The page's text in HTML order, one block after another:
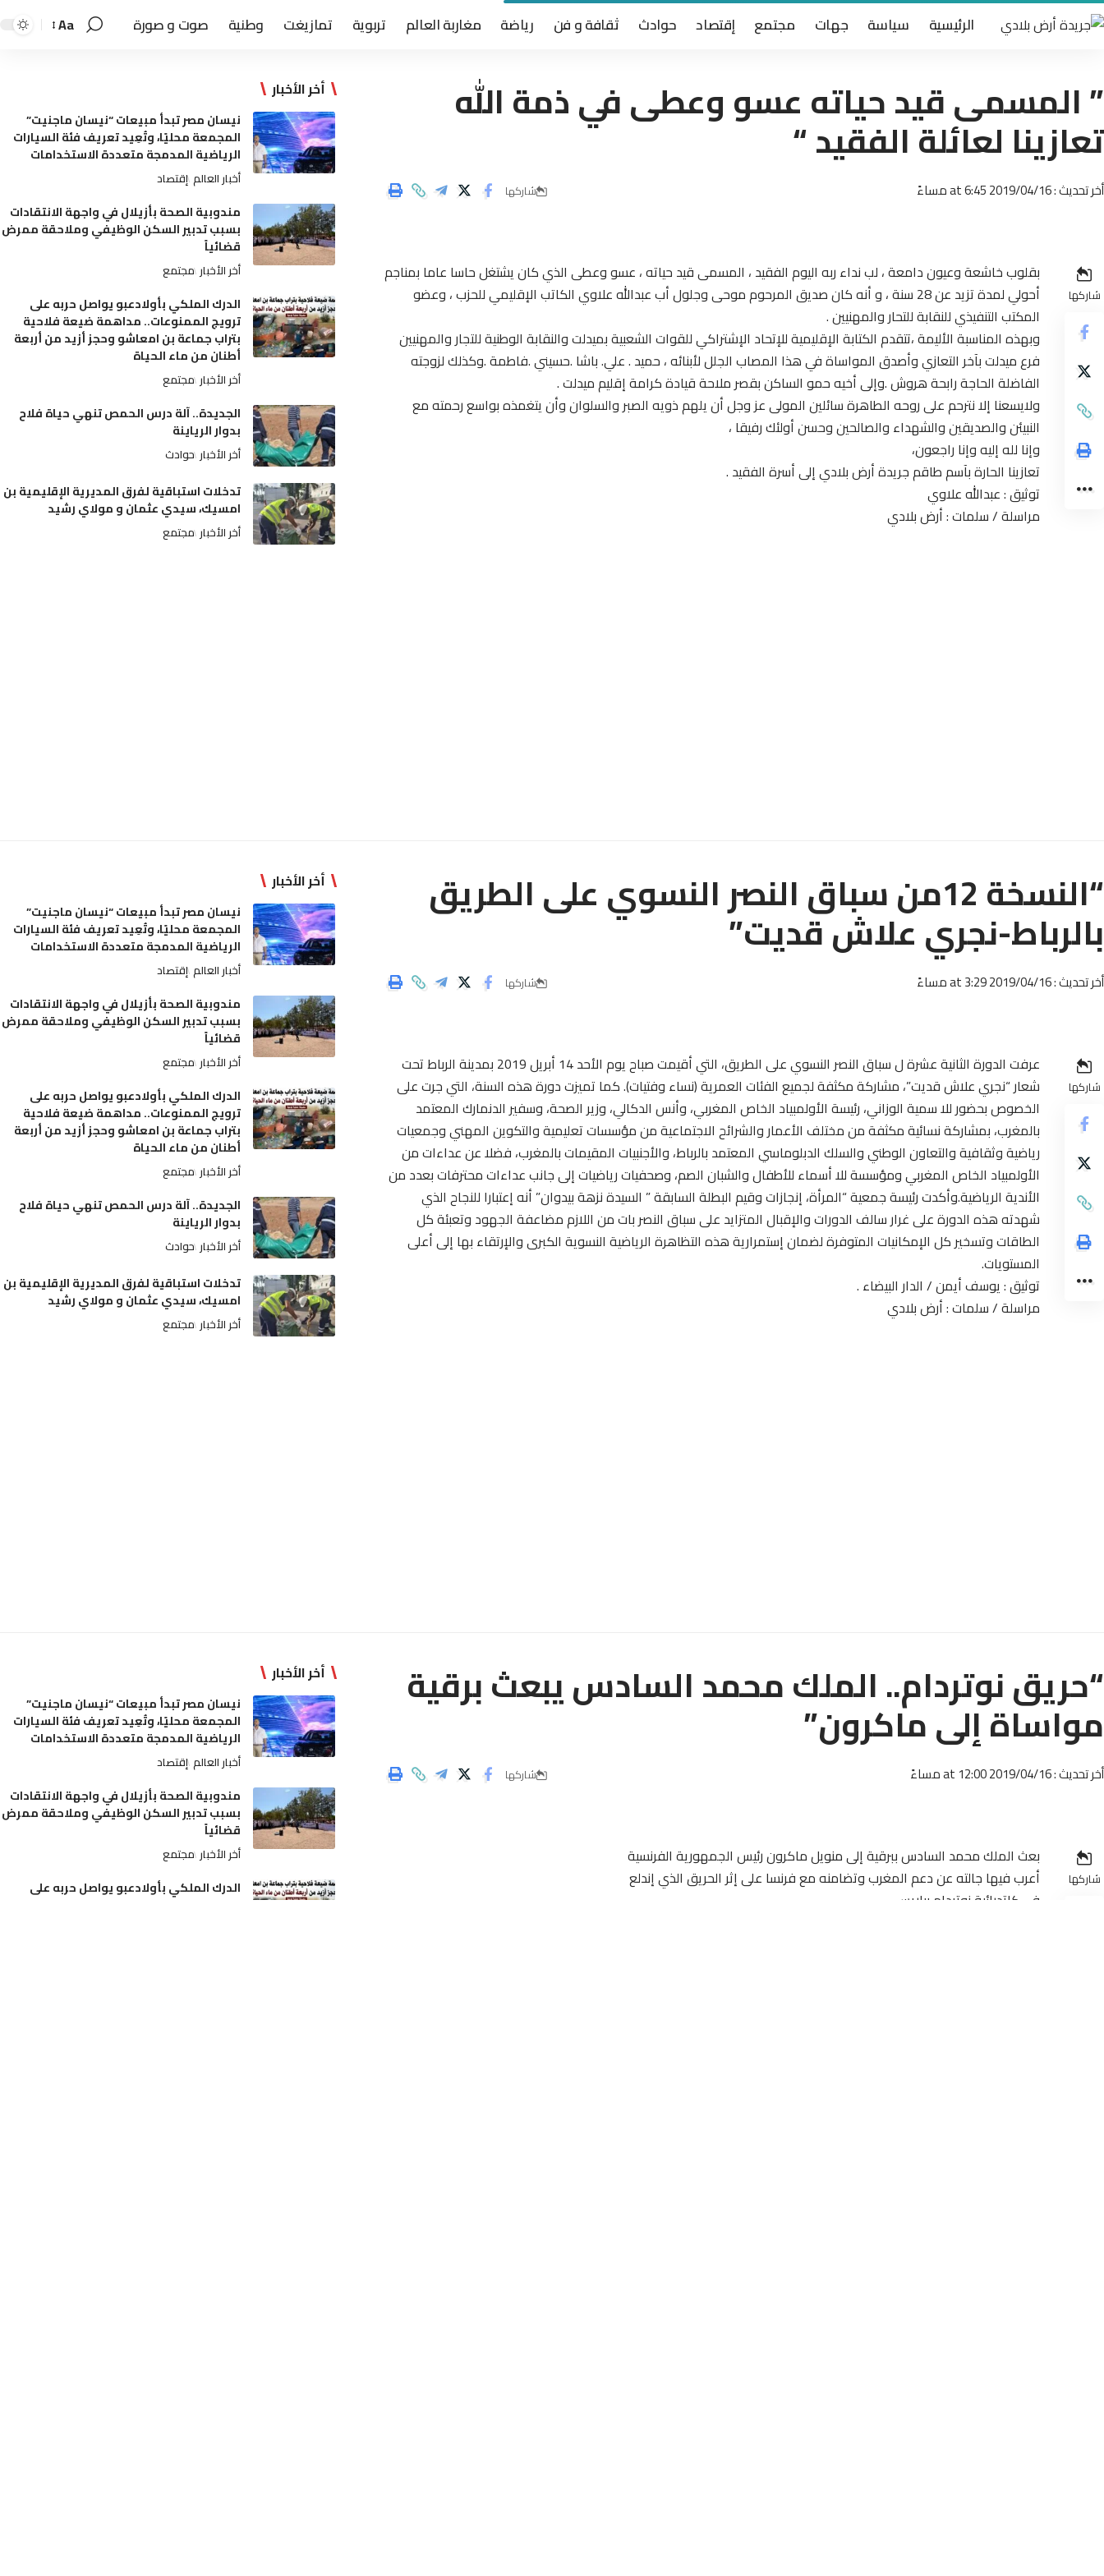
الرئيسية سياسة جهات مجتمع إقتصاد حوادث ثقافة و فن رياضة مغاربة العالم تربوية تمازيغت وطنية صوت و صورة Aa
” المسمى قيد حياته عسو وعطى في ذمة الله
تعازينا لعائلة الفقيد “
أخر تحديث : 2019/04/16 at 6:45 مساءً شاركها
شاركها
بقلوب خاشعة وعيون دامعة ، لب نداء ربه اليوم الفقيد ، المسمى قيد حياته ، عسو وعطى الذي كان يشتغل حاسا عاما بمناجم
أحولي لمدة تزيد عن 28 سنة ، و أنه كان صديق المرحوم موحى وجلول أب عبدالله علاوي الكاتب الإقليمي للحزب ، وعضو
المكتب التنفيذي للنقابة للتحار والمهنيين .
وبهذه المناسبة الأليمة ،تتقدم الكتابة الإقليمية للإتحاد الإشتراكي للقوات الشعبية بميدلت والنقابة الوطنية للتجار والمهنيين
فرع ميدلت بآخر التعازي وأصدق المواساة في هذا المصاب الجلل لأبنائه ، حميد . علي. باشا .حسيني .فاطمة .وكذلك لزوجته
الفاضلة الحاجة رابحة هروش .وإلى أخيه حمو الساكن بقصر ملاحة قيادة كرامة إقليم ميدلت .
ولايسعنا إلا نترحم على روحه الطاهرة سائلين المولى عز وجل أن يلهم ذويه الصبر والسلوان وأن يتغمذه بواسع رحمته مع
النبيئن والصديقين والشهداء والصالحين وحسن أولئك رفيقا ،
وإنا لله إليه وإنا راجعون،
تعازينا الحارة بآسم طاقم جريدة أرض بلادي إلى أسرة الفقيد .
توثيق : عبدالله علاوي
مراسلة / سلمات : أرض بلادي
أخر الأخبار
نيسان مصر تبدأ مبيعات “نيسان ماجنيت”
المجمعة محليًا، وتُعِيد تعريف فئة السيارات
الرياضية المدمجة متعددة الاستخدامات
أخبار العالم إقتصاد
مندوبية الصحة بأزيلال في واجهة الانتقادات
بسبب تدبير السكن الوظيفي وملاحقة ممرض
قضائياً
أخر الأخبار مجتمع
الدرك الملكي بأولادعبو يواصل حربه على
ترويج الممنوعات.. مداهمة ضيعة فلاحية
بتراب جماعة بن امعاشو وحجز أزيد من أربعة
أطنان من ماء الحياة
أخر الأخبار مجتمع
الجديدة.. آلة درس الحمص تنهي حياة فلاح
بدوار الرياينة
أخر الأخبار حوادث
تدخلات استباقية لفرق المديرية الإقليمية بن
امسيك، سيدي عثمان و مولاي رشيد
أخر الأخبار مجتمع
“النسخة 12من سباق النصر النسوي على الطريق
بالرباط-نجري علاش قديت”
أخر تحديث : 2019/04/16 at 3:29 مساءً شاركها
شاركها
عرفت الدورة الثانية عشرة ل سباق النصر النسوي على الطريق، التي أقيمت صباح يوم الأحد 14 أبريل 2019 بمدينة الرباط تحت
شعار “نجري علاش قديت”، مشاركة مكثفة لجميع الفئات العمرية (نساء وفتيات). كما تميزت دورة هذه السنة، التي جرت على
الخصوص بحضور للا سمية الوزاني، رئيسة الأولمبياد الخاص المغربي، وأنس الدكالي، وزير الصحة، وسفير الدنمارك المعتمد
بالمغرب، بمشاركة نسائية مكثفة من مختلف الأعمار والشرائح الاجتماعية من مؤسسات تعليمية والتكوين المهني وجمعيات
رياضية وثقافية والتعاون الوطني والسلك الدبلوماسي المعتمد بالرباط، والأجنبيات المقيمات بالمغرب، فضلا عن عداءات من
الأولمبياد الخاص المغربي ومؤسسة للا أسماء للأطفال والشبان الصم، وصحفيات رياضيات إلى جانب عداءات محترفات بعدد من
الأندية الرياضية.وأكدت رئيسة جمعية “المرأة، إنجازات وقيم البطلة السابقة ” السيدة نزهة بيدوان” أنه إعتبارا للنجاح الذي
شهدته هذه الدورة على غرار سالف الدورات والإقبال المتزايد على سباق النصر بات من اللازم مضاعفة الجهود وتعبئة كل
الطاقات وتسخير كل الإمكانيات المتوفرة لضمان إستمرارية هذه التظاهرة الرياضية النسوية الكبرى والإرتقاء بها إلى أعلى
المستويات.
توثيق : يوسف أيمن / الدار البيضاء .
مراسلة / سلمات : أرض بلادي
أخر الأخبار
نيسان مصر تبدأ مبيعات “نيسان ماجنيت”
المجمعة محليًا، وتُعِيد تعريف فئة السيارات
الرياضية المدمجة متعددة الاستخدامات
أخبار العالم إقتصاد
مندوبية الصحة بأزيلال في واجهة الانتقادات
بسبب تدبير السكن الوظيفي وملاحقة ممرض
قضائياً
أخر الأخبار مجتمع
الدرك الملكي بأولادعبو يواصل حربه على
ترويج الممنوعات.. مداهمة ضيعة فلاحية
بتراب جماعة بن امعاشو وحجز أزيد من أربعة
أطنان من ماء الحياة
أخر الأخبار مجتمع
الجديدة.. آلة درس الحمص تنهي حياة فلاح
بدوار الرياينة
أخر الأخبار حوادث
تدخلات استباقية لفرق المديرية الإقليمية بن
امسيك، سيدي عثمان و مولاي رشيد
أخر الأخبار مجتمع
“حريق نوتردام.. الملك محمد السادس يبعث برقية
مواساة إلى ماكرون”
أخر تحديث : 2019/04/16 at 12:00 مساءً شاركها
شاركها
بعث الملك محمد السادس ببرقية إلى منويل ماكرون رئيس الجمهورية الفرنسية
أعرب فيها جالته عن دعم المغرب وتضامنه مع فرنسا على إثر الحريق الذي إندلع
في كاتدرائية نوتردام بباريس.
أخر الأخبار
نيسان مصر تبدأ مبيعات “نيسان ماجنيت”
المجمعة محليًا، وتُعِيد تعريف فئة السيارات
الرياضية المدمجة متعددة الاستخدامات
أخبار العالم إقتصاد
مندوبية الصحة بأزيلال في واجهة الانتقادات
بسبب تدبير السكن الوظيفي وملاحقة ممرض
قضائياً
أخر الأخبار مجتمع
الدرك الملكي بأولادعبو يواصل حربه على
ترويج الممنوعات.. مداهمة ضيعة فلاحية